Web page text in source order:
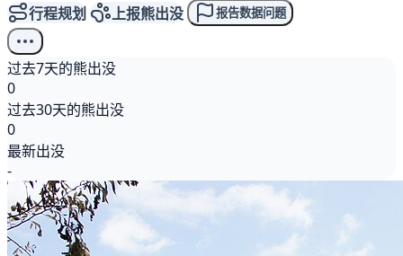
行程规划 上报熊出没 报告数据问题
过去7天的熊出没
0
过去30天的熊出没
0
最新出没
-